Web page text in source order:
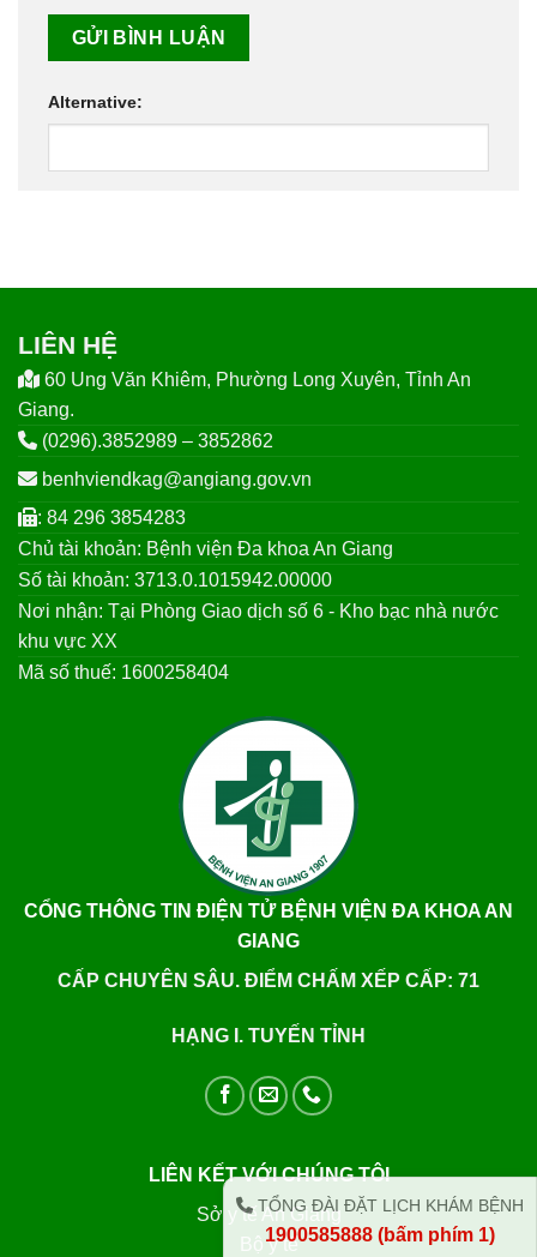
Alternative:
LIÊN HỆ
60 Ung Văn Khiêm, Phường Long Xuyên, Tỉnh An
Giang.
(0296).3852989 – 3852862
benhviendkag@angiang.gov.vn
: 84 296 3854283
Chủ tài khoản: Bệnh viện Đa khoa An Giang
Số tài khoản: 3713.0.1015942.00000
Nơi nhận: Tại Phòng Giao dịch số 6 - Kho bạc nhà nước
khu vực XX
Mã số thuế: 1600258404
CỔNG THÔNG TIN ĐIỆN TỬ BỆNH VIỆN ĐA KHOA AN
GIANG
CẤP CHUYÊN SÂU. ĐIỂM CHẤM XẾP CẤP: 71
HẠNG I. TUYẾN TỈNH
LIÊN KẾT VỚI CHÚNG TÔI
Sở y tế An Giang
Bộ y tế
TỔNG ĐÀI ĐẶT LỊCH KHÁM BỆNH
1900585888 (bấm phím 1)